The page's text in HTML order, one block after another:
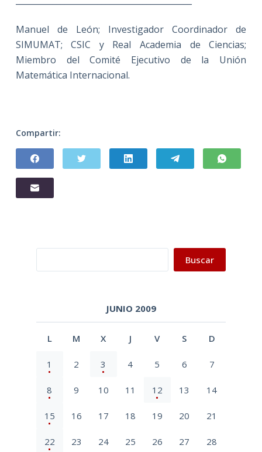
Manuel de León; Investigador Coordinador de
SIMUMAT; CSIC y Real Academia de Ciencias;
Miembro del Comité Ejecutivo de la Unión
Matemática Internacional.
Compartir:
Buscar
JUNIO 2009
L M X J V S D
1 2 3 4 5 6 7
8 9 10 11 12 13 14
15 16 17 18 19 20 21
22 23 24 25 26 27 28